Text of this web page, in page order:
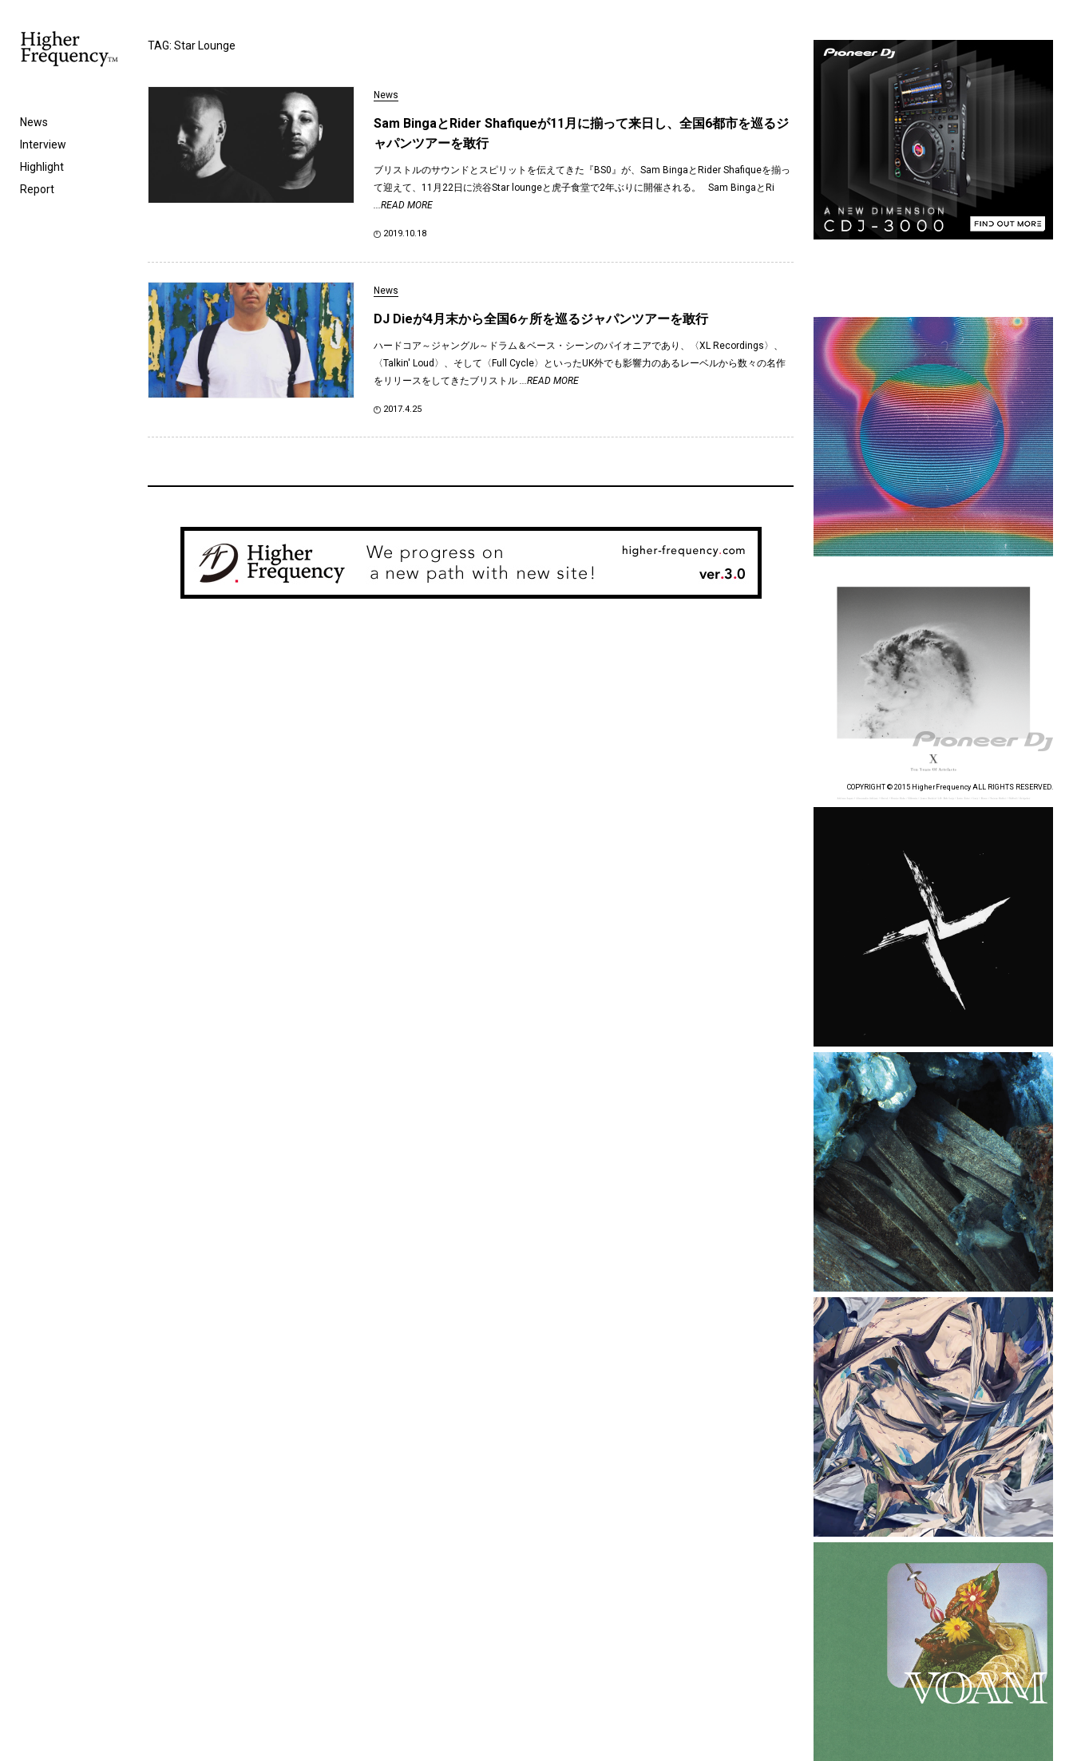
News
Interview
Highlight
Report
TAG: Star Lounge
News
Sam BingaとRider Shafiqueが11月に揃って来日し、全国6都市を巡るジ
ャパンツアーを敢行
ブリストルのサウンドとスピリットを伝えてきた『BS0』が、Sam BingaとRider Shafiqueを揃っ
て迎えて、11月22日に渋谷Star loungeと虎子食堂で2年ぶりに開催される。 Sam BingaとRi
...READ MORE
2019.10.18
News
DJ Dieが4月末から全国6ヶ所を巡るジャパンツアーを敢行
ハードコア～ジャングル～ドラム＆ベース・シーンのパイオニアであり、〈XL Recordings〉、
〈Talkin' Loud〉、そして〈Full Cycle〉といったUK外でも影響力のあるレーベルから数々の名作
をリリースをしてきたブリストル
...READ MORE
2017.4.25
COPYRIGHT © 2015 HigherFrequency ALL RIGHTS RESERVED.